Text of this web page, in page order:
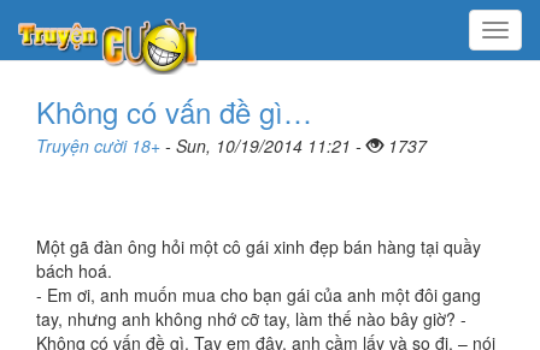
Menu
Không có vấn đề gì…
Truyện cười 18+ - Sun, 10/19/2014 11:21 - 1737
Một gã đàn ông hỏi một cô gái xinh đẹp bán hàng tại quầy
bách hoá.
- Em ơi, anh muốn mua cho bạn gái của anh một đôi gang
tay, nhưng anh không nhớ cỡ tay, làm thế nào bây giờ? -
Không có vấn đề gì. Tay em đây, anh cầm lấy và so đi, – nói